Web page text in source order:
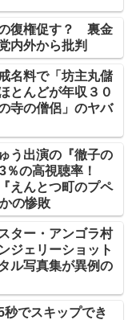
復権促す？ 裏金
内外から批判
名料で「坊主丸儲
とんどが年収３０
寺の僧侶」のヤバ
う出演の『徹子の
％の高視聴率！
えんとつ町のプペ
の惨敗
ター・アンゴラ村
ジェリーショット
ル写真集が異例の
秒でスキップでき